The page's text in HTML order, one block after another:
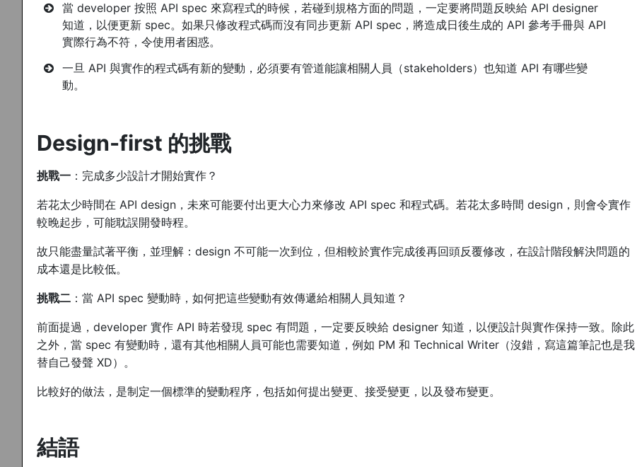
當 developer 按照 API spec 來寫程式的時候，若碰到規格方面的問題，一定要將問題反映給 API designer
知道，以便更新 spec。如果只修改程式碼而沒有同步更新 API spec，將造成日後生成的 API 參考手冊與 API
實際行為不符，令使用者困惑。
一旦 API 與實作的程式碼有新的變動，必須要有管道能讓相關人員（stakeholders）也知道 API 有哪些變
動。
Design-first 的挑戰
挑戰一：完成多少設計才開始實作？
若花太少時間在 API design，未來可能要付出更大心力來修改 API spec 和程式碼。若花太多時間 design，則會令實作
較晚起步，可能耽誤開發時程。
故只能盡量試著平衡，並理解：design 不可能一次到位，但相較於實作完成後再回頭反覆修改，在設計階段解決問題的
成本還是比較低。
挑戰二：當 API spec 變動時，如何把這些變動有效傳遞給相關人員知道？
前面提過，developer 實作 API 時若發現 spec 有問題，一定要反映給 designer 知道，以便設計與實作保持一致。除此
之外，當 spec 有變動時，還有其他相關人員可能也需要知道，例如 PM 和 Technical Writer（沒錯，寫這篇筆記也是我
替自己發聲 XD）。
比較好的做法，是制定一個標準的變動程序，包括如何提出變更、接受變更，以及發布變更。
結語